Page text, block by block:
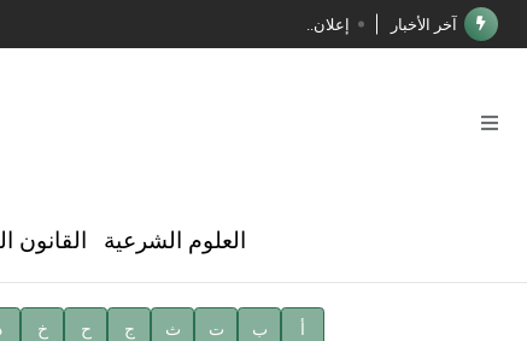
آخر الأخبار إعلان..
فوز الأستاذ الدكتور محمود السيد بجائزة مجمع الملك
الأستاذ إياد خالد الطباع مدير عام لهيئة الموسوعة
العلوم الشرعية القانون
أ ب ت ث ج ح خ